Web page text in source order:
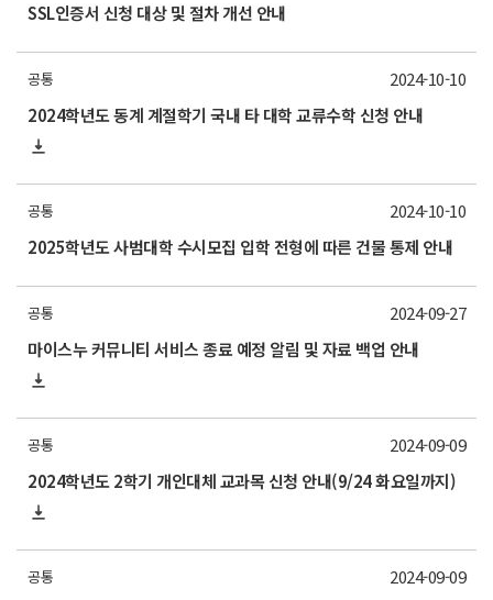
SSL인증서 신청 대상 및 절차 개선 안내
공통
2024학년도 동계 계절학기 국내 타 대학 교류수학 신청 안내
2024-10-10
공통
2025학년도 사범대학 수시모집 입학 전형에 따른 건물 통제 안내
2024-10-10
공통
마이스누 커뮤니티 서비스 종료 예정 알림 및 자료 백업 안내
2024-09-27
공통
2024학년도 2학기 개인대체 교과목 신청 안내(9/24 화요일까지)
2024-09-09
공통 2024-09-09